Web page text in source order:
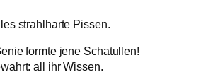
strahlharte Pissen.
formte jene Schatullen!
all ihr Wissen.